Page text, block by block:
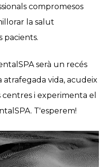
compromesos
la salut
pacients.
serà un recés
vida, acudeix
i experimenta el
T'esperem!